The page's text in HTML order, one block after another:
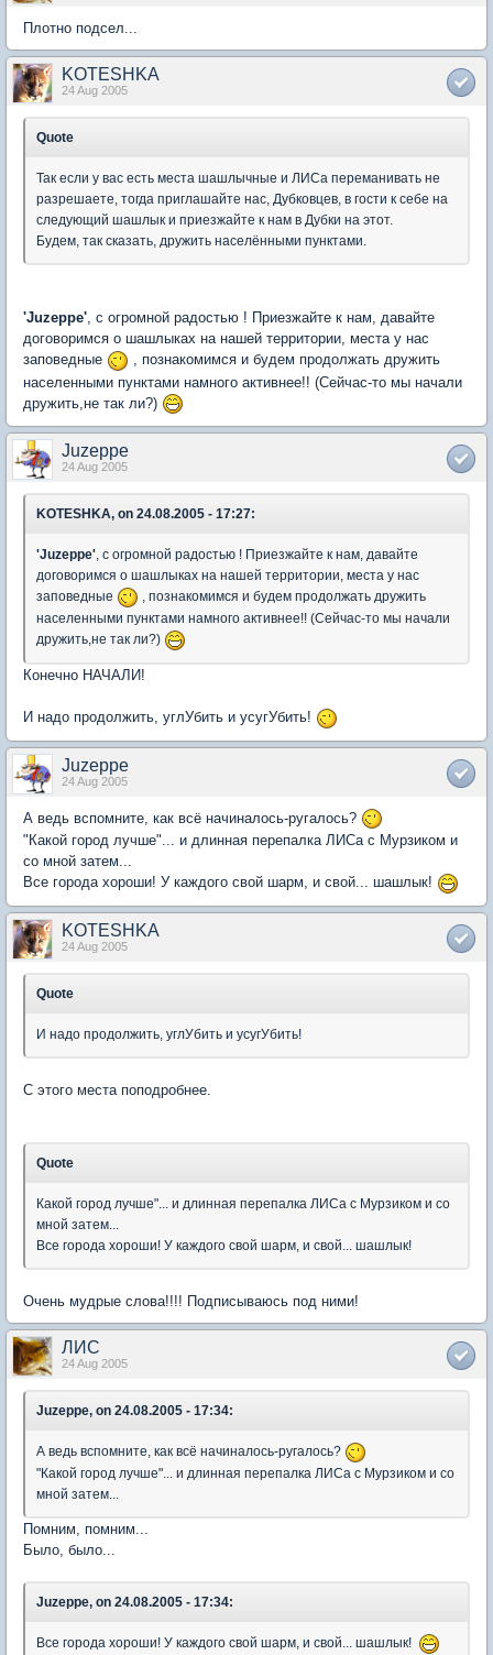
Плотно подсел...
KOTESHKA
24 Aug 2005
Quote
Так если у вас есть места шашлычные и ЛИСа переманивать не
разрешаете, тогда приглашайте нас, Дубковцев, в гости к себе на
следующий шашлык и приезжайте к нам в Дубки на этот.
Будем, так сказать, дружить населёнными пунктами.
'Juzeppe', с огромной радостью ! Приезжайте к нам, давайте
договоримся о шашлыках на нашей территории, места у нас
заповедные
, познакомимся и будем продолжать дружить
населенными пунктами намного активнее!! (Сейчас-то мы начали
дружить,не так ли?)
Juzeppe
24 Aug 2005
KOTESHKA, on 24.08.2005 - 17:27:
'Juzeppe', с огромной радостью ! Приезжайте к нам, давайте
договоримся о шашлыках на нашей территории, места у нас
заповедные
, познакомимся и будем продолжать дружить
населенными пунктами намного активнее!! (Сейчас-то мы начали
дружить,не так ли?)
Конечно НАЧАЛИ!
И надо продолжить, углУбить и усугУбить!
Juzeppe
24 Aug 2005
А ведь вспомните, как всё начиналось-ругалось?
"Какой город лучше"... и длинная перепалка ЛИСа с Мурзиком и
со мной затем...
Все города хороши! У каждого свой шарм, и свой... шашлык!
KOTESHKA
24 Aug 2005
Quote
И надо продолжить, углУбить и усугУбить!
С этого места поподробнее.
Quote
Какой город лучше"... и длинная перепалка ЛИСа с Мурзиком и со
мной затем...
Все города хороши! У каждого свой шарм, и свой... шашлык!
Очень мудрые слова!!!! Подписываюсь под ними!
ЛИС
24 Aug 2005
Juzeppe, on 24.08.2005 - 17:34:
А ведь вспомните, как всё начиналось-ругалось?
"Какой город лучше"... и длинная перепалка ЛИСа с Мурзиком и со
мной затем...
Помним, помним...
Было, было...
Juzeppe, on 24.08.2005 - 17:34:
Все города хороши! У каждого свой шарм, и свой... шашлык!